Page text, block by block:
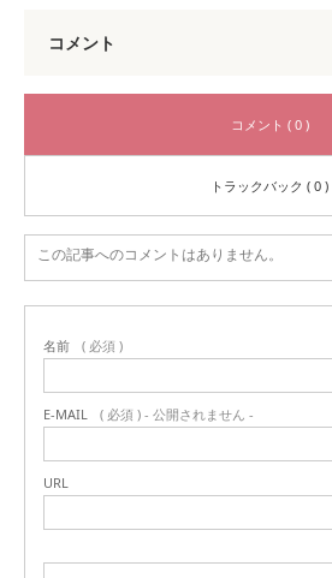
コメント
コメント ( 0 )
トラックバック ( 0 )
この記事へのコメントはありません。
名前 ( 必須 )
E-MAIL ( 必須 ) - 公開されません -
URL